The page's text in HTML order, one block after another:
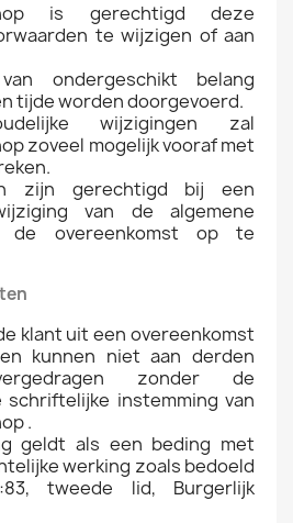
is gerechtigd deze
te wijzigen of aan
ondergeschikt belang
tijde worden doorgevoerd.
wijzigingen zal
zoveel mogelijk vooraf met
zijn gerechtigd bij een
van de algemene
de overeenkomst op te
klant uit een overeenkomst
kunnen niet aan derden
zonder de
schriftelijke instemming van
.
geldt als een beding met
werking zoals bedoeld
tweede lid, Burgerlijk